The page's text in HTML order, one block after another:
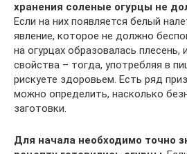
хранения соленые огурцы не
Если на них появляется белый
явление, которое не должно
на огурцах образовалась плесень,
свойства – тогда, употребляя в
рискуете здоровьем. Есть ряд
можно определить, насколько
заготовки.
Для начала необходимо точно